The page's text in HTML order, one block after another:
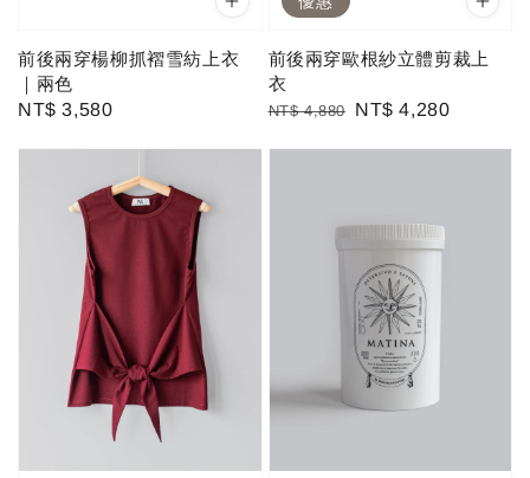
前後兩穿楊柳抓褶雪紡上衣
｜兩色
Regular
NT$ 3,580
前後兩穿歐根紗立體剪裁上
衣
Regular
NT$ 4,880
Sale
NT$ 4,280